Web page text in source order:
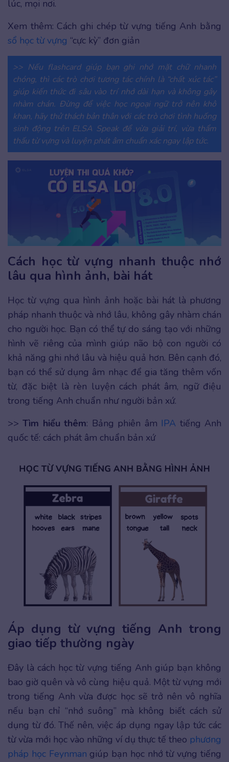
lúc, mọi nơi.
Xem thêm: Cách ghi chép từ vựng tiếng Anh bằng
sổ học từ vựng “cực kỳ” đơn giản
>> Nếu flashcard giúp bạn ghi nhớ mặt chữ nhanh
chóng, thì các trò chơi tương tác chính là “chất xúc tác”
giúp kiến thức đi sâu vào trí nhớ dài hạn và không gây
nhàm chán. Đừng để việc học ngoại ngữ trở nên khô
khan, hãy thử thách bản thân với các trò chơi tình huống
sinh động trên ELSA Speak để vừa giải trí, vừa thẩm
thấu từ vựng và luyện phát âm chuẩn xác ngay lập tức.
Cách học từ vựng nhanh thuộc nhớ
lâu qua hình ảnh, bài hát
Học từ vựng qua hình ảnh hoặc bài hát là phương
pháp nhanh thuộc và nhớ lâu, không gây nhàm chán
cho người học. Bạn có thể tự do sáng tạo với những
hình vẽ riêng của mình giúp não bộ con người có
khả năng ghi nhớ lâu và hiệu quả hơn. Bên cạnh đó,
bạn có thể sử dụng âm nhạc để gia tăng thêm vốn
từ, đặc biệt là rèn luyện cách phát âm, ngữ điệu
trong tiếng Anh chuẩn như người bản xứ.
>>Tìm hiểu thêm: Bảng phiên âm IPA tiếng Anh
quốc tế: cách phát âm chuẩn bản xứ
Áp dụng từ vựng tiếng Anh trong
giao tiếp thường ngày
Đây là cách học từ vựng tiếng Anh giúp bạn không
bao giờ quên và vô cùng hiệu quả. Một từ vựng mới
trong tiếng Anh vừa được học sẽ trở nên vô nghĩa
nếu bạn chỉ “nhớ suông” mà không biết cách sử
dụng từ đó. Thế nên, việc áp dụng ngay lập tức các
từ vừa mới học vào những ví dụ thực tế theo phương
pháp học Feynman giúp bạn học nhớ từ vựng tiếng